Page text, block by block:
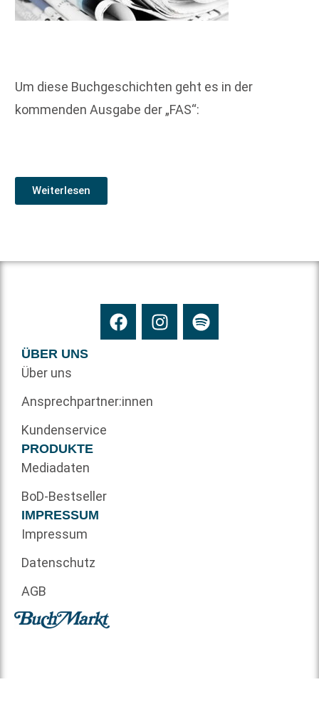
Um diese Buchgeschichten geht es in der
kommenden Ausgabe der „FAS“:
Weiterlesen
ÜBER UNS
Über uns
Ansprechpartner:innen
Kundenservice
PRODUKTE
Mediadaten
BoD-Bestseller
IMPRESSUM
Impressum
Datenschutz
AGB